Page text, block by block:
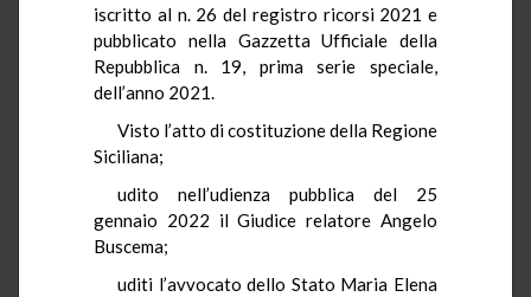
iscritto al n. 26 del registro ricorsi 2021 e
pubblicato nella Gazzetta Ufficiale della
Repubblica n. 19, prima serie speciale,
dell’anno 2021.
Visto l’atto di costituzione della Regione
Siciliana;
udito nell’udienza pubblica del 25
gennaio 2022 il Giudice relatore Angelo
Buscema;
uditi l’avvocato dello Stato Maria Elena